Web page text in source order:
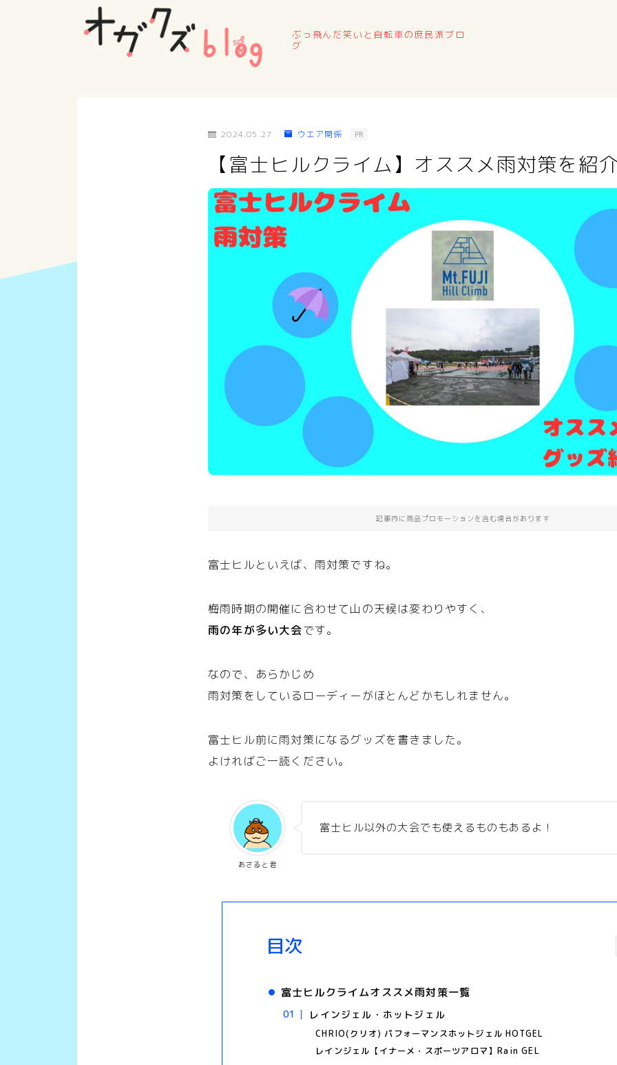
ぶっ飛んだ笑いと自転車の庶民派ブロ
グ
2024.05.27 ウエア関係 PR
【富士ヒルクライム】オススメ雨対策を紹
記事内に商品プロモーションを含む場合があります
富士ヒルといえば、雨対策ですね。
梅雨時期の開催に合わせて山の天候は変わりやすく、
雨の年が多い大会です。
なので、あらかじめ
雨対策をしているローディーがほとんどかもしれません。
富士ヒル前に雨対策になるグッズを書きました。
よければご一読ください。
あさると君
富士ヒル以外の大会でも使えるものもあるよ！
目次
富士ヒルクライムオススメ雨対策一覧
レインジェル・ホットジェル
CHRIO(クリオ) パフォーマンスホットジェル HOTGEL
レインジェル【イナーメ・スポーツアロマ】Rain GEL